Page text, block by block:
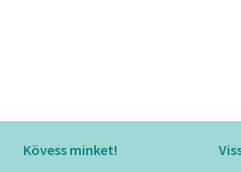
Kövess minket!